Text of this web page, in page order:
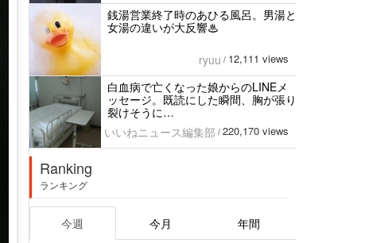
銭湯営業終了時のあひる風呂。男湯と
女湯の違いが大反響♨
ryuu / 12,111 views
白血病で亡くなった娘からのLINEメ
ッセージ。既読にした瞬間、胸が張り
裂けそうに…
いいねニュース編集部 / 220,170 views
Ranking
ランキング
今週 今月 年間